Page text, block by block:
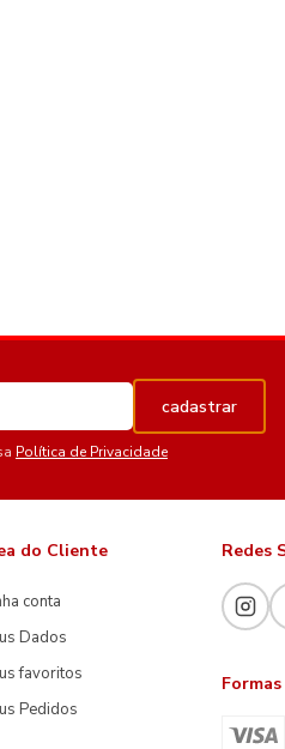
cadastrar
Política de Privacidade
do Cliente
conta
Dados
favoritos
Pedidos
Redes